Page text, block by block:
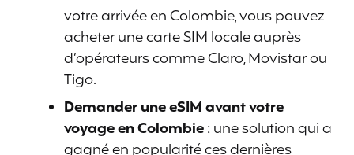
votre arrivée en Colombie, vous pouvez
acheter une carte SIM locale auprès
d’opérateurs comme Claro, Movistar ou
Tigo.
Demander une eSIM avant votre
voyage en Colombie: une solution qui a
gagné en popularité ces dernières